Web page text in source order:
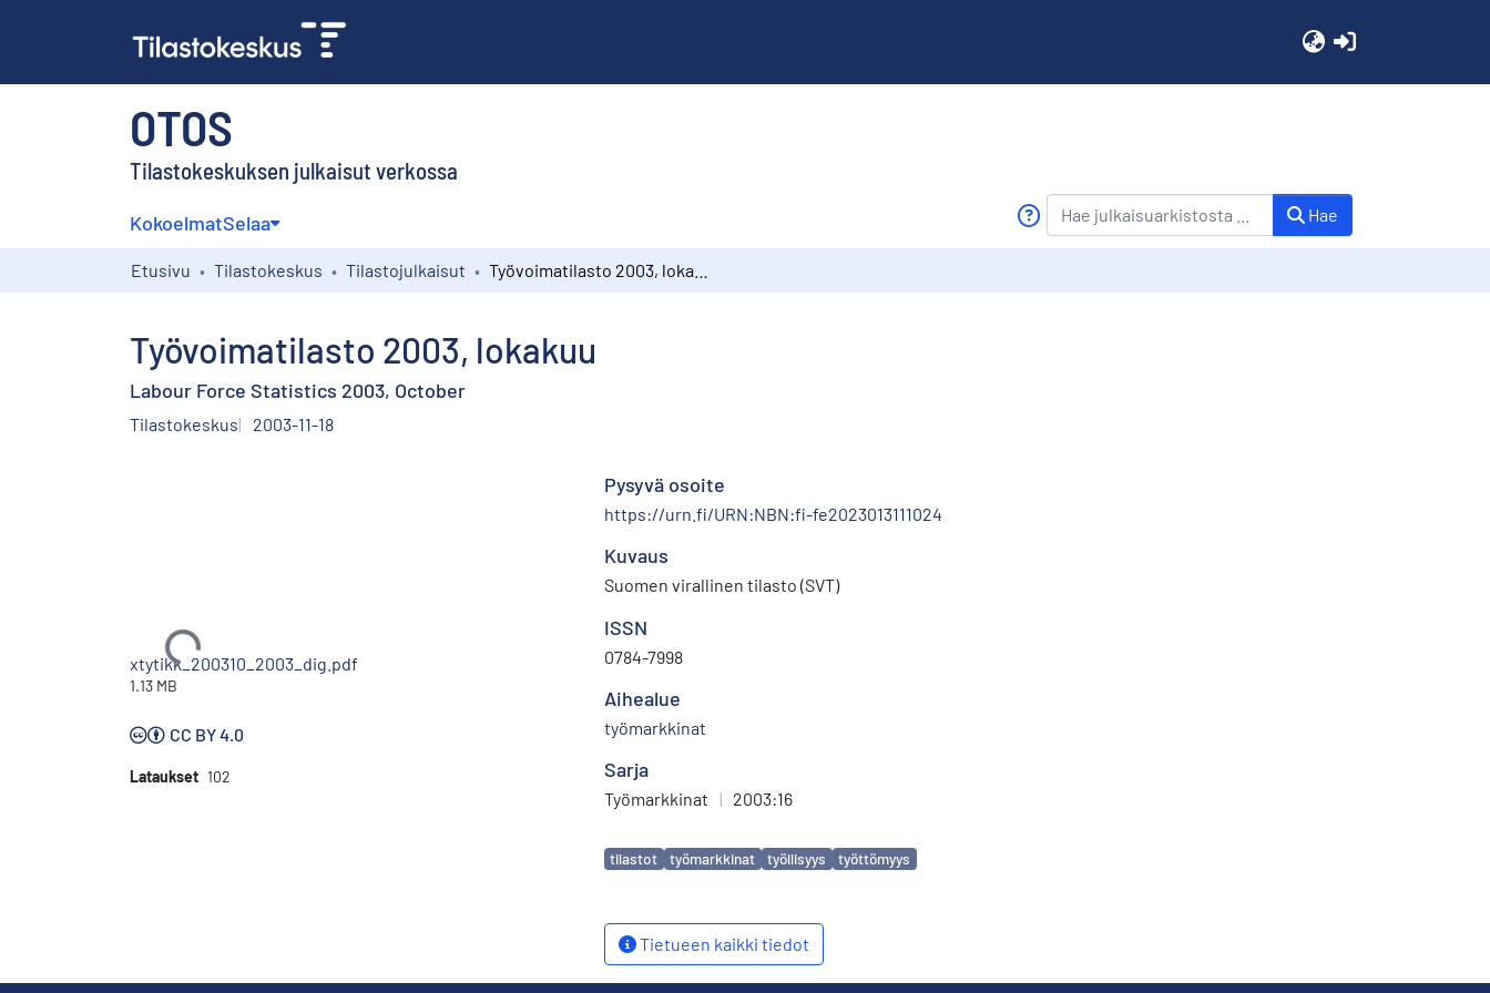
OTOS
Tilastokeskuksen julkaisut verkossa
KokoelmatSelaa Hae
Etusivu Tilastokeskus Tilastojulkaisut
Työvoimatilasto 2003, lokakuu
Labour Force Statistics 2003, October
Tilastokeskus 2003-11-18
Ladataan...
xtytikk_200310_2003_dig.pdf
1.13 MB
CC BY 4.0
Lataukset 102
Pysyvä osoite
https://urn.fi/URN:NBN:fi-fe2023013111024
Kuvaus
Suomen virallinen tilasto (SVT)
ISSN
0784-7998
Aihealue
työmarkkinat
Sarja
Työmarkkinat | 2003:16
Avainsanat
tilastot työmarkkinat työllisyys työttömyys
Tietueen kaikki tiedot